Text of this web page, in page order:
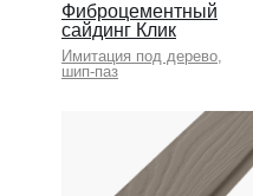
Имитация под дерево,
шип-паз
Фиброцементный
сайдинг Клик